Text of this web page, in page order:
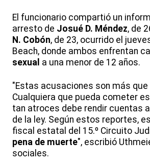
El funcionario compartió un
arresto de Josué D. Méndez, de
N. Cobón, de 23, ocurrido el
Beach, donde ambos enfrentan
sexual a una menor de 12 años.
"Estas acusaciones son más que
Cualquiera que pueda cometer
tan atroces debe rendir cuentas
de la ley. Según estos reportes,
fiscal estatal del 15.º Circuito
pena de muerte", escribió
sociales.